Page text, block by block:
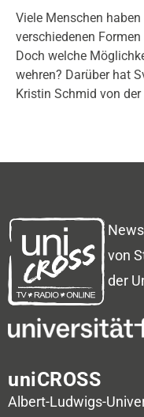
Viele Menschen
verschiedenen
Doch welche
wehren? Darüber hat
Kristin Schmid von
von
der
uniCROSS
Albert-Ludwigs-